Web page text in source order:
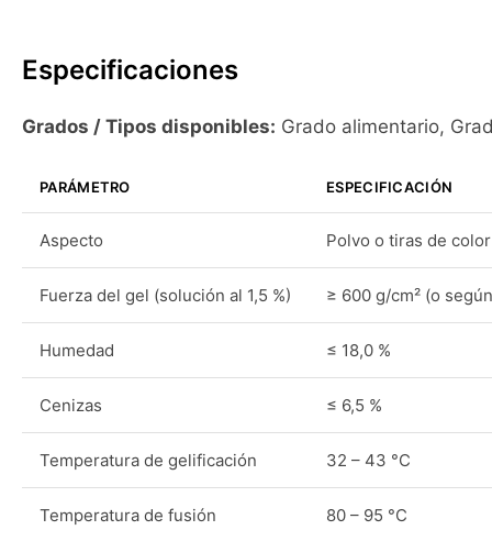
Especificaciones
Grados / Tipos disponibles: Grado alimentario,
PARÁMETRO ESPECIFICACIÓN
Aspecto Polvo o tiras de
Fuerza del gel (solución al 1,5 %) ≥ 600 g/cm² (o
Humedad ≤ 18,0 %
Cenizas ≤ 6,5 %
Temperatura de gelificación 32 – 43 °C
Temperatura de fusión 80 – 95 °C